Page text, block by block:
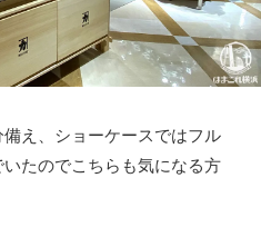
え、ショーケースではフル
たのでこちらも気になる方